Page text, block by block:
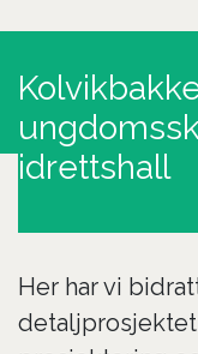
idrettshall
Her har vi